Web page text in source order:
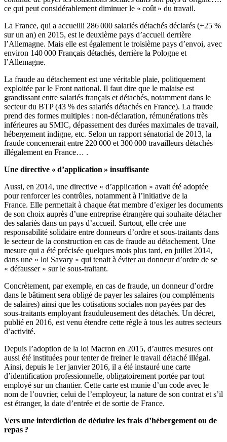
ce qui peut considérablement diminuer le « coût » du travail.
La France, qui a accueilli 286 000 salariés détachés déclarés (+25 %
sur un an) en 2015, est le deuxième pays d’accueil derrière
l’Allemagne. Mais elle est également le troisième pays d’envoi, avec
environ 140 000 Français détachés, derrière la Pologne et
l’Allemagne.
La fraude au détachement est une véritable plaie, politiquement
exploitée par le Front national. Il faut dire que le malaise est
grandissant entre salariés français et détachés, notamment dans le
secteur du BTP (43 % des salariés détachés en France). La fraude
prend des formes multiples : non-déclaration, rémunérations très
inférieures au SMIC, dépassement des durées maximales de travail,
hébergement indigne, etc. Selon un rapport sénatorial de 2013, la
fraude concernerait entre 220 000 et 300 000 travailleurs détachés
illégalement en France… .
Une directive « d’application » insuffisante
Aussi, en 2014, une directive « d’application » avait été adoptée
pour renforcer les contrôles, notamment à l’initiative de la
France. Elle permettait à chaque état membre d’exiger les documents
de son choix auprès d’une entreprise étrangère qui souhaite détacher
des salariés dans un pays d’accueil. Surtout, elle crée une
responsabilité solidaire entre donneurs d’ordre et sous-traitants dans
le secteur de la construction en cas de fraude au détachement. Une
mesure qui a été précisée quelques mois plus tard, en juillet 2014,
dans une « loi Savary » qui tenait à éviter au donneur d’ordre de se
« défausser » sur le sous-traitant.
Concrètement, par exemple, en cas de fraude, un donneur d’ordre
dans le bâtiment sera obligé de payer les salaires (ou compléments
de salaires) ainsi que les cotisations sociales non payées par des
sous-traitants employant frauduleusement des détachés. Un décret,
publié en 2016, est venu étendre cette règle à tous les autres secteurs
d’activité.
Depuis l’adoption de la loi Macron en 2015, d’autres mesures ont
aussi été instituées pour tenter de freiner le travail détaché illégal.
Ainsi, depuis le 1er janvier 2016, il a été instauré une carte
d’identification professionnelle, obligatoirement portée par tout
employé sur un chantier. Cette carte est munie d’un code avec le
nom de l’ouvrier, celui de l’employeur, la nature de son contrat et s’il
est étranger, la date d’entrée et de sortie de France.
Vers une interdiction de déduire les frais d’hébergement ou de
repas ?